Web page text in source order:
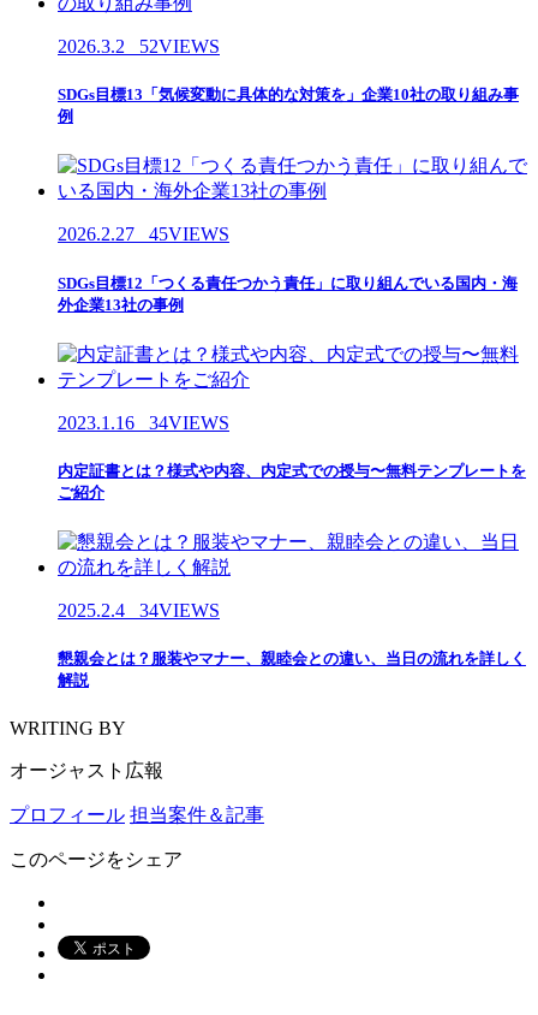
2026.3.2 52VIEWS
SDGs目標13「気候変動に具体的な対策を」企業10社の取り組み事
例
2026.2.27 45VIEWS
SDGs目標12「つくる責任つかう責任」に取り組んでいる国内・海
外企業13社の事例
2023.1.16 34VIEWS
内定証書とは？様式や内容、内定式での授与〜無料テンプレートを
ご紹介
2025.2.4 34VIEWS
懇親会とは？服装やマナー、親睦会との違い、当日の流れを詳しく
解説
WRITING BY
オージャスト広報
プロフィール 担当案件＆記事
このページをシェア